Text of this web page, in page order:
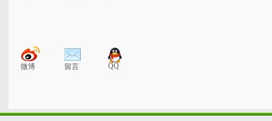
微博 留言 QQ